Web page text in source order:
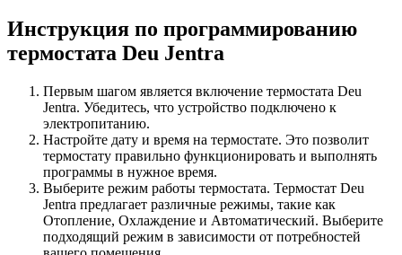
Инструкция по программированию
термостата Deu Jentra
Первым шагом является включение термостата Deu
Jentra. Убедитесь, что устройство подключено к
электропитанию.
Настройте дату и время на термостате. Это позволит
термостату правильно функционировать и выполнять
программы в нужное время.
Выберите режим работы термостата. Термостат Deu
Jentra предлагает различные режимы, такие как
Отопление, Охлаждение и Автоматический. Выберите
подходящий режим в зависимости от потребностей